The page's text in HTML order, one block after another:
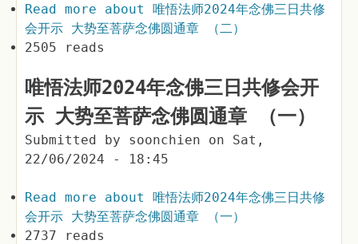
Read more about 唯悟法师2024年念佛三日共修
会开示 大势至菩萨念佛圆通章 （二）
2505 reads
唯悟法师2024年念佛三日共修会开
示 大势至菩萨念佛圆通章 （一）
Submitted by soonchien on Sat,
22/06/2024 - 18:45
Read more about 唯悟法师2024年念佛三日共修
会开示 大势至菩萨念佛圆通章 （一）
2737 reads